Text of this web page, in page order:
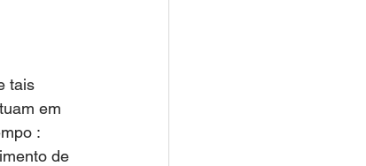
tais
em
:
de